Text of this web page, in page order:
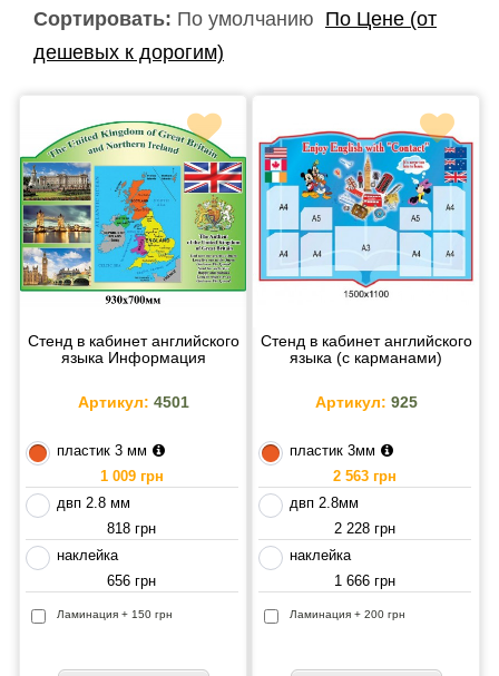
Сортировать: По умолчанию По Цене (от
дешевых к дорогим)
Стенд в кабинет английского
языка Информация
Артикул: 4501
пластик 3 мм
1 009 грн
двп 2.8 мм
818 грн
наклейка
656 грн
Ламинация + 150 грн
Стенд в кабинет английского
языка (с карманами)
Артикул: 925
пластик 3мм
2 563 грн
двп 2.8мм
2 228 грн
наклейка
1 666 грн
Ламинация + 200 грн